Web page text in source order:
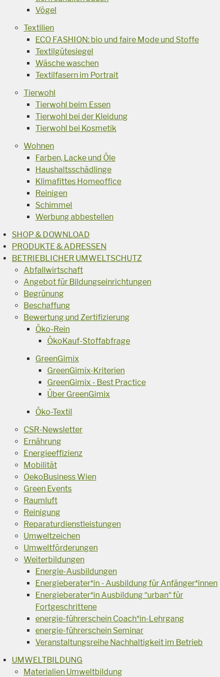
Vögel
Textilien
ECO FASHION: bio und faire Mode und Stoffe
Textilgütesiegel
Wäsche waschen
Textilfasern im Portrait
Tierwohl
Tierwohl beim Essen
Tierwohl bei der Kleidung
Tierwohl bei Kosmetik
Wohnen
Farben, Lacke und Öle
Haushaltsschädlinge
Klimafittes Homeoffice
Reinigen
Schimmel
Werbung abbestellen
SHOP & DOWNLOAD
PRODUKTE & ADRESSEN
BETRIEBLICHER UMWELTSCHUTZ
Abfallwirtschaft
Angebot für Bildungseinrichtungen
Begrünung
Beschaffung
Bewertung und Zertifizierung
Öko-Rein
ÖkoKauf-Stoffabfrage
GreenGimix
GreenGimix-Kriterien
GreenGimix - Best Practice
Über GreenGimix
Öko-Textil
CSR-Newsletter
Ernährung
Energieeffizienz
Mobilität
OekoBusiness Wien
Green Events
Raumluft
Reinigung
Reparaturdienstleistungen
Umweltzeichen
Umweltförderungen
Weiterbildungen
Energie-Ausbildungen
Energieberater*in - Ausbildung für Anfänger*innen
Energieberater*in Ausbildung “urban“ für
Fortgeschrittene
energie-führerschein Coach*in-Lehrgang
energie-führerschein Seminar
Veranstaltungsreihe Nachhaltigkeit im Betrieb
UMWELTBILDUNG
Materialien Umweltbildung